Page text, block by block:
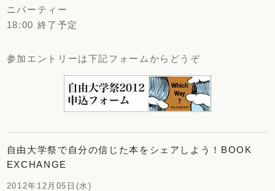
ニパーティー
18:00 終了予定
参加エントリーは下記フォームからどうぞ
自由大学祭で自分の信じた本をシェアしよう！BOOK
EXCHANGE
2012年12月05日(水)